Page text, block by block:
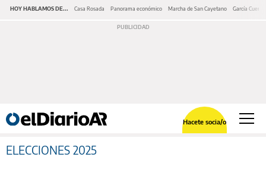
HOY HABLAMOS DE... Casa Rosada Panorama económico Marcha de San Cayetano García Cuerva
Hacete socia/o
ELECCIONES 2025